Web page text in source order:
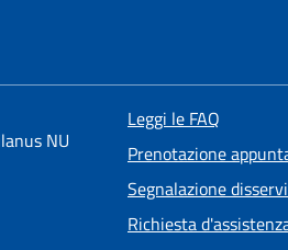
NU
Leggi le FAQ
Prenotazione
Segnalazione
Richiesta